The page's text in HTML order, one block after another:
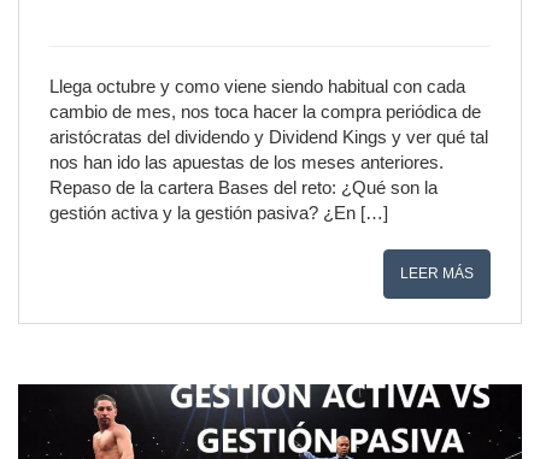
Llega octubre y como viene siendo habitual con cada
cambio de mes, nos toca hacer la compra periódica de
aristócratas del dividendo y Dividend Kings y ver qué tal
nos han ido las apuestas de los meses anteriores.
Repaso de la cartera Bases del reto: ¿Qué son la
gestión activa y la gestión pasiva? ¿En […]
LEER MÁS